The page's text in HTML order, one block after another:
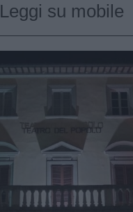
Leggi su mobile